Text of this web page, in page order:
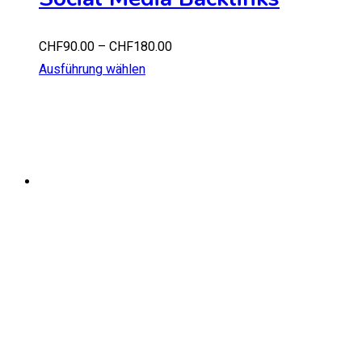
CHF90.00 – CHF180.00
Ausführung wählen